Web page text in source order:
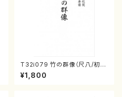
T32i079 竹の群像（尺八/初代
山本邦山/尺八/都山式譜）都山
流公刊楽譜曲番:528
¥1,800